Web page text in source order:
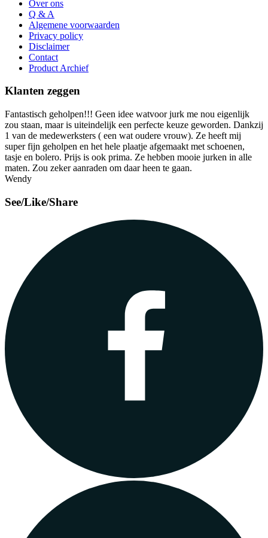
Over ons
Q & A
Algemene voorwaarden
Privacy policy
Disclaimer
Contact
Product Archief
Klanten zeggen
Fantastisch geholpen!!! Geen idee watvoor jurk me nou eigenlijk
zou staan, maar is uiteindelijk een perfecte keuze geworden. Dankzij
1 van de medewerksters ( een wat oudere vrouw). Ze heeft mij
super fijn geholpen en het hele plaatje afgemaakt met schoenen,
tasje en bolero. Prijs is ook prima. Ze hebben mooie jurken in alle
maten. Zou zeker aanraden om daar heen te gaan.
Wendy
See/Like/Share